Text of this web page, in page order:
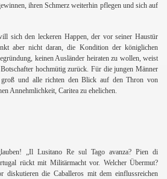
ihren Schmerz weiterhin pflegen und sich auf
sich den leckeren Happen, der vor seiner Haustür
aber nicht daran, die Kondition der königlichen
keinen Ausländer heiraten zu wollen, weist
hochmütig zurück. Für die jungen Männer
und alle richten den Blick auf den Thron von
Annehmlichkeit, Caritea zu ehelichen.
„Il Lusitano Re sul Tago avanza? Pien di
rückt mit Militärmacht vor. Welcher Übermut?
diskutieren die Caballeros mit dem einflussreichen